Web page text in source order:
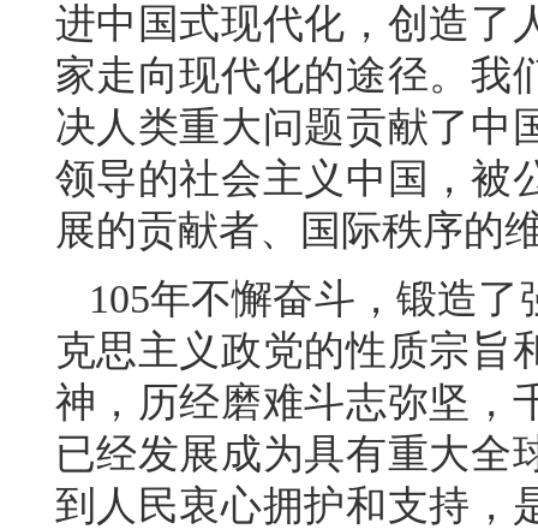
进中国式现代化，创造了
家走向现代化的途径。我
决人类重大问题贡献了中
领导的社会主义中国，被
展的贡献者、国际秩序的
105年不懈奋斗，锻造
克思主义政党的性质宗旨
神，历经磨难斗志弥坚，
已经发展成为具有重大全
到人民衷心拥护和支持，